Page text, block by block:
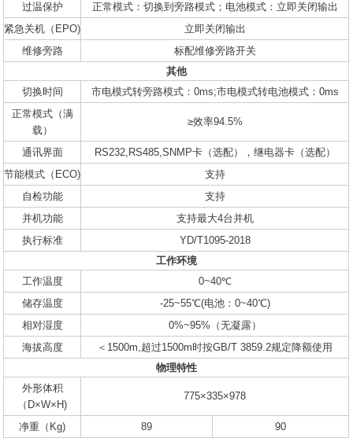
过温保护
正常模式：切换到旁路模式；电池模式：立即关闭输出
紧急关机（EPO)
立即关闭输出
维修旁路
标配维修旁路开关
其他
切换时间
市电模式转旁路模式：0ms;市电模式转电池模式：0ms
正常模式（满
载）
≥效率94.5%
通讯界面
RS232,RS485,SNMP卡（选配），继电器卡（选配）
节能模式（ECO)
支持
自检功能
支持
并机功能
支持最大4台并机
执行标准
YD/T1095-2018
工作环境
工作温度
0~40℃
储存温度
-25~55℃(电池：0~40℃)
相对湿度
0%~95%（无凝露）
海拔高度
＜1500m,超过1500m时按GB/T 3859.2规定降额使用
物理特性
外形体积
（D×W×H)
775×335×978
净重（Kg) 89 90